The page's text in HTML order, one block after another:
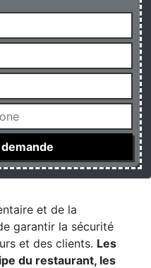
et de la
garantir la sécurité
et des clients. Les
du restaurant, les